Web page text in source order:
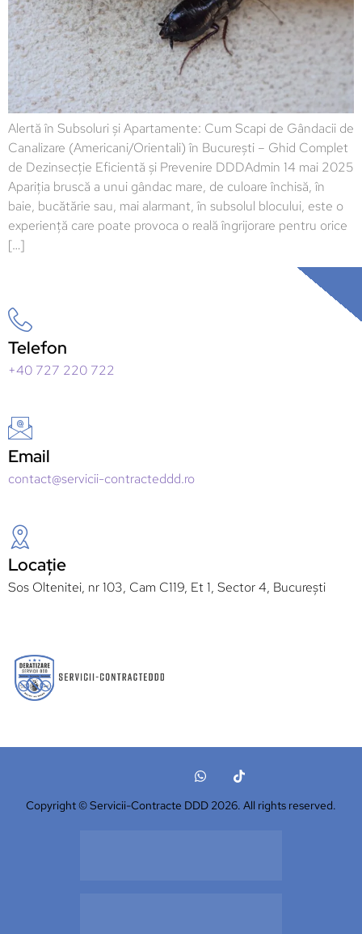
Alertă în Subsoluri și Apartamente: Cum Scapi de Gândacii de
Canalizare (Americani/Orientali) în București – Ghid Complet
de Dezinsecție Eficientă și Prevenire DDDAdmin 14 mai 2025
Apariția bruscă a unui gândac mare, de culoare închisă, în
baie, bucătărie sau, mai alarmant, în subsolul blocului, este o
experiență care poate provoca o reală îngrijorare pentru orice
[…]
Telefon
+40 727 220 722
Email
contact@servicii-contracteddd.ro
Locație
Sos Oltenitei, nr 103, Cam C119, Et 1, Sector 4, București
Copyright © Servicii-Contracte DDD 2026. All rights reserved.